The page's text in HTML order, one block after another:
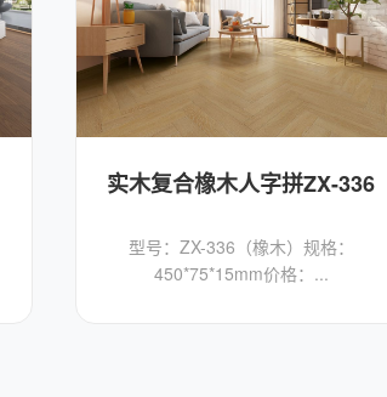
实木复合橡木人字拼ZX-336
型号：ZX-336（橡木）规格：
450*75*15mm价格：...